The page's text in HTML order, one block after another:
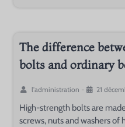
The difference
bolts and ordinary
l'administration - 21
High-strength bolts are
screws, nuts and washers